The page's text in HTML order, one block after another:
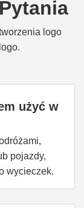
logo
użyć w
pojazdy,
wycieczek.